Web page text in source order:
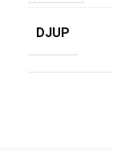
DJUP